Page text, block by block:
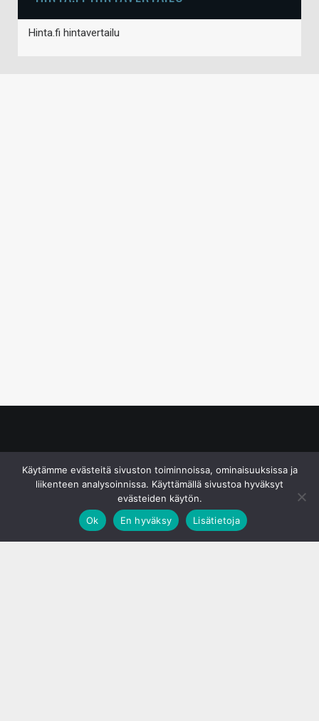
Hinta.fi hintavertailu
Käytämme evästeitä sivuston toiminnoissa, ominaisuuksissa ja
liikenteen analysoinnissa. Käyttämällä sivustoa hyväksyt
evästeiden käytön.
Ok
En hyväksy Lisätietoja